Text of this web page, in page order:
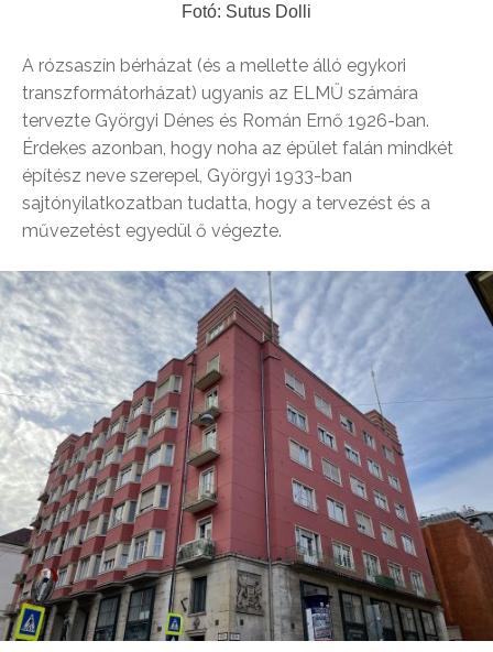
Fotó: Sutus Dolli
A rózsaszín bérházat (és a mellette álló egykori
transzformátorházat) ugyanis az ELMŰ számára
tervezte Györgyi Dénes és Román Ernő 1926-ban.
Érdekes azonban, hogy noha az épület falán mindkét
építész neve szerepel, Györgyi 1933-ban
sajtónyilatkozatban tudatta, hogy a tervezést és a
művezetést egyedül ő végezte.